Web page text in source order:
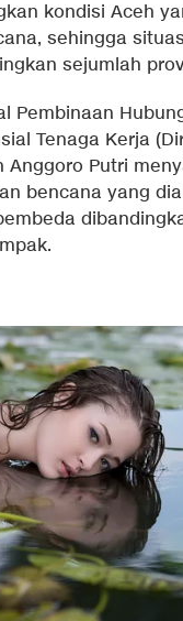
kondisi Aceh
sehingga
sejumlah
Pembinaan
Tenaga Kerja
Anggoro Putri
bencana yang